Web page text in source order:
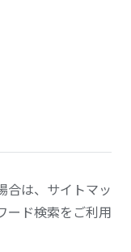
合は、サイトマッ
ード検索をご利用